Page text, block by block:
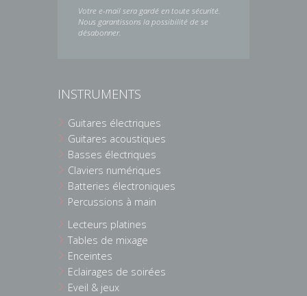
Votre e-mail sera gardé en toute sécurité.
Nous garantissons la possibilité de se
désabonner.
INSTRUMENTS
Guitares électriques
Guitares acoustiques
Basses électriques
Claviers numériques
Batteries électroniques
Percussions à main
Lecteurs platines
Tables de mixage
Enceintes
Eclairages de soirées
Eveil & jeux